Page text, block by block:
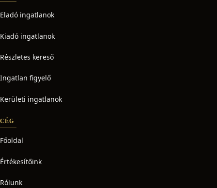
Eladó ingatlanok
Kiadó ingatlanok
Részletes kereső
Ingatlan figyelő
Kerületi ingatlanok
CÉG
Főoldal
Értékesítőink
Rólunk